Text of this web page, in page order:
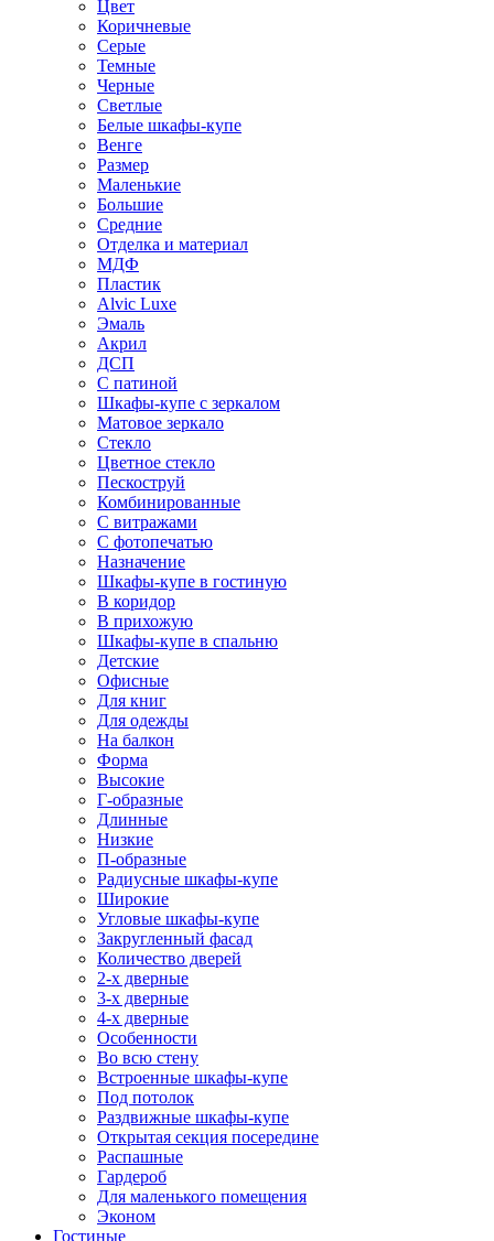
Цвет
Коричневые
Серые
Темные
Черные
Светлые
Белые шкафы-купе
Венге
Размер
Маленькие
Большие
Средние
Отделка и материал
МДФ
Пластик
Alvic Luxe
Эмаль
Акрил
ДСП
С патиной
Шкафы-купе с зеркалом
Матовое зеркало
Стекло
Цветное стекло
Пескоструй
Комбинированные
С витражами
С фотопечатью
Назначение
Шкафы-купе в гостиную
В коридор
В прихожую
Шкафы-купе в спальню
Детские
Офисные
Для книг
Для одежды
На балкон
Форма
Высокие
Г-образные
Длинные
Низкие
П-образные
Радиусные шкафы-купе
Широкие
Угловые шкафы-купе
Закругленный фасад
Количество дверей
2-х дверные
3-х дверные
4-х дверные
Особенности
Во всю стену
Встроенные шкафы-купе
Под потолок
Раздвижные шкафы-купе
Открытая секция посередине
Распашные
Гардероб
Для маленького помещения
Эконом
Гостиные